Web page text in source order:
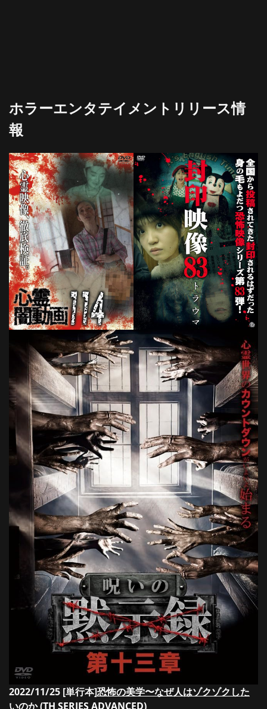
ホラーエンタテイメントリリース情
報
2022/11/25 [単行本]恐怖の美学〜なぜ人はゾクゾクした
いのか (TH SERIES ADVANCED)